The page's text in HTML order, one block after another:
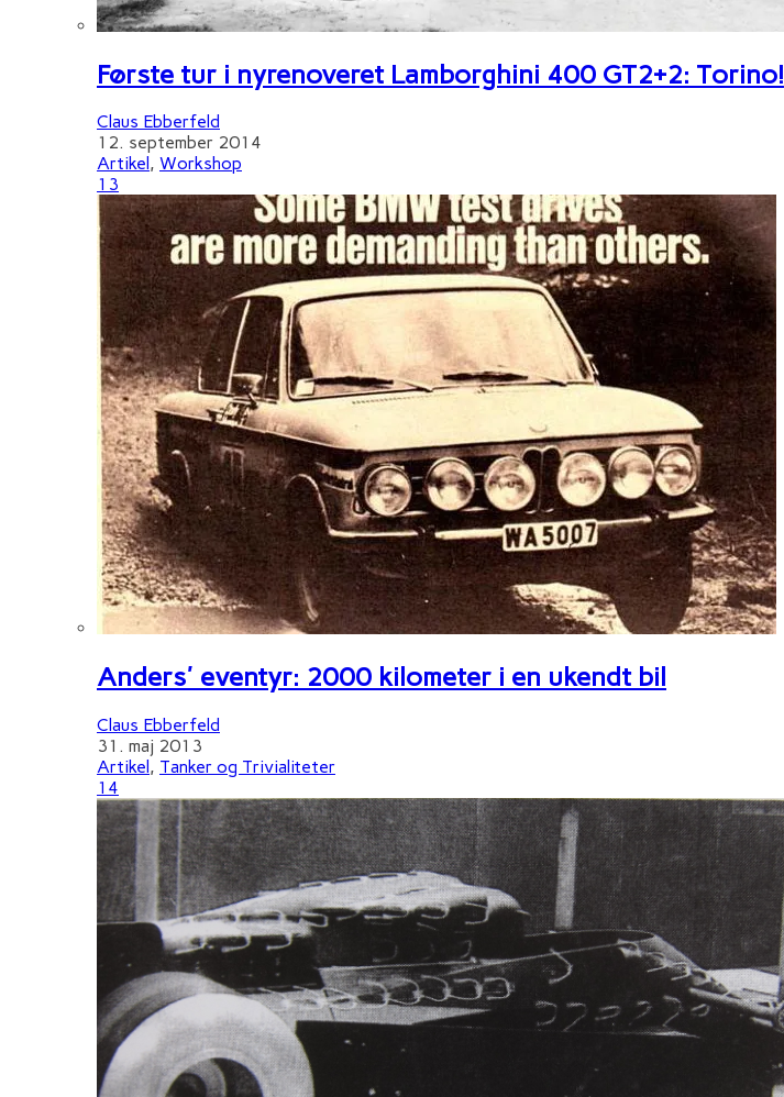
Første tur i nyrenoveret Lamborghini 400 GT2+2: Torino!
Claus Ebberfeld
12. september 2014
Artikel , Workshop
13
Anders' eventyr: 2000 kilometer i en ukendt bil
Claus Ebberfeld
31. maj 2013
Artikel , Tanker og Trivialiteter
14